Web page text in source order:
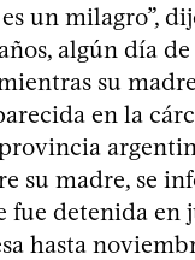
un milagro”,
algún día
su
en la
su madre, se
fue detenida en
hasta